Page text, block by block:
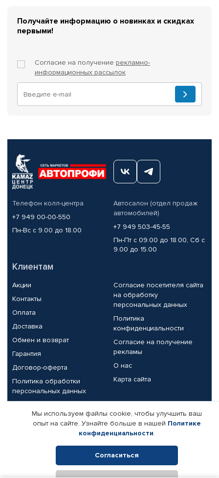
Получайте информацию о новинках и скидках
первыми!
Согласие на получение рекламно-
информационных рассылок
Телефон колл-центра
+7 949 00-00-550
Пн-Вс с 9.00 до 18.00
Автосалон (отдел продаж
автомобилей)
+7 949 503-45-55
Пн-Пт с 09.00 до 18.00, Сб с
9.00 до 15.00
Клиентам
Акции
Контакты
Оплата
Доставка
Обмен и возврат
Гарантия
Договор-оферта
Политика обработки
персональных данных
Согласие посетителя сайта
на обработку
персональных данных
Политика
конфиденциальности
Согласие на получение
рекламы
О нас
Карта сайта
Партнерам
Корпоративным клиентам
Поставщикам
Реквизиты компании
Мы используем файлы cookie, чтобы улучшить ваш
опыт на сайте. Узнайте больше в нашей Политике
конфиденциальности.
Согласиться